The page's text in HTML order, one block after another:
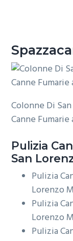
Colonne Di
Canne
Pulizia
San
Pulizia
Lorenzo
Pulizia
Lorenzo
Pulizia